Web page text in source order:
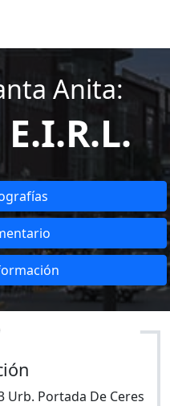
Anita:
Urb. Portada De Ceres